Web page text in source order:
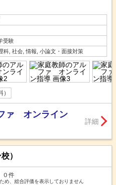
受験
科, 社会, 情報, 小論文・面接対策
ァ オンライン
詳細
）
０件
め、総合評価を表示しておりません